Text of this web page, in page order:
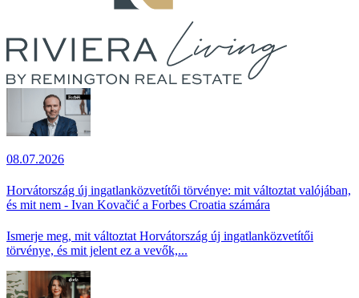
08.07.2026
Horvátország új ingatlanközvetítői törvénye: mit változtat valójában,
és mit nem - Ivan Kovačić a Forbes Croatia számára
Ismerje meg, mit változtat Horvátország új ingatlanközvetítői
törvénye, és mit jelent ez a vevők,...